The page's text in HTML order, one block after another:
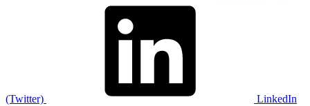
(Twitter) LinkedIn